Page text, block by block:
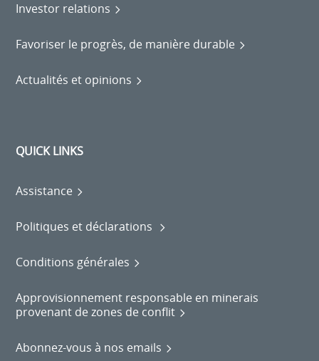
Investor relations
Favoriser le progrès, de manière durable
Actualités et opinions
QUICK LINKS
Assistance
Politiques et déclarations
Conditions générales
Approvisionnement responsable en minerais
provenant de zones de conflit
Abonnez-vous à nos emails